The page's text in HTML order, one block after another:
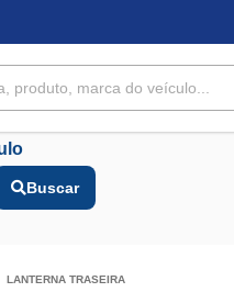
Buscar
LANTERNA TRASEIRA